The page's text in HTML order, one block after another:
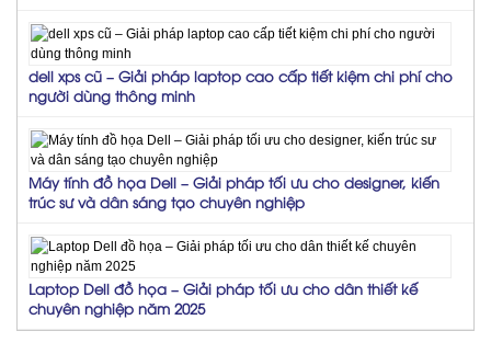
dell xps cũ – Giải pháp laptop cao cấp tiết kiệm chi phí cho
người dùng thông minh
Máy tính đồ họa Dell – Giải pháp tối ưu cho designer, kiến
trúc sư và dân sáng tạo chuyên nghiệp
Laptop Dell đồ họa – Giải pháp tối ưu cho dân thiết kế
chuyên nghiệp năm 2025